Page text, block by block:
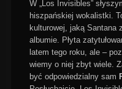
W „Los Invisibles”
hiszpańskiej wokalistki.
kulturowej, jaką Santana
albumie. Płyta
latem tego roku, ale –
wiemy o niej zbyt wiele.
być odpowiedzialny sam